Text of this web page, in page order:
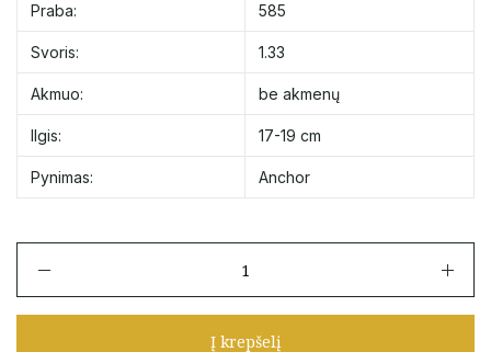
Praba: 585
Svoris: 1.33
Akmuo: be akmenų
Ilgis: 17-19 cm
Pynimas: Anchor
Auksinė
Į krepšelį